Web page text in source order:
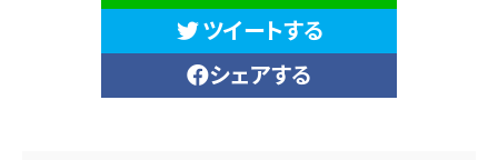
ツイートする
シェアする